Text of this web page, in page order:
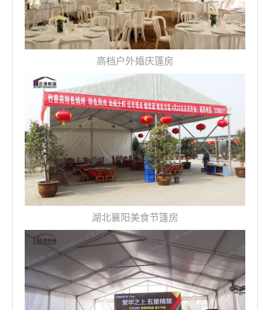
高档户外婚庆篷房
湖北襄阳美食节篷房